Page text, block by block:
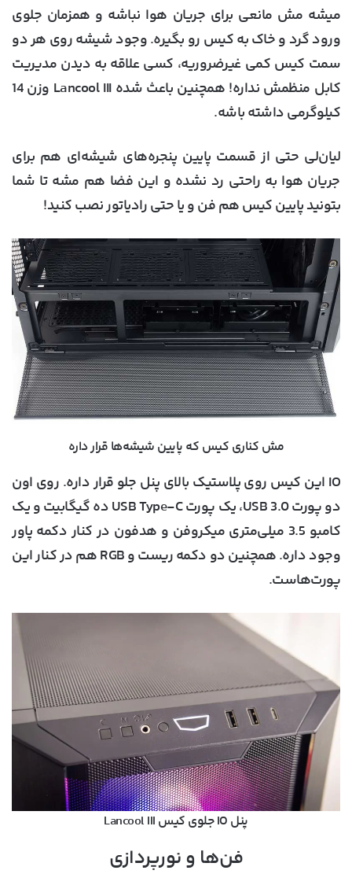
میشه مش مانعی برای جریان هوا نباشه و همزمان جلوی
ورود گرد و خاک به کیس رو بگیره. وجود شیشه روی هر دو
سمت کیس کمی غیرضروریه، کسی علاقه به دیدن مدیریت
کابل منظمش نداره! همچنین باعث شده Lancool III وزن 14
کیلوگرمی داشته باشه.
لیان‌لی حتی از قسمت پایین پنجره‌های شیشه‌ای هم برای
جریان هوا به راحتی رد نشده و این فضا هم مشه تا شما
بتونید پایین کیس هم فن و یا حتی رادیاتور نصب کنید!
مش کناری کیس که پایین شیشه‌ها قرار داره
IO این کیس روی پلاستیک بالای پنل جلو قرار داره. روی اون
دو پورت USB 3.0، یک پورت USB Type-C ده گیگابیت و یک
کامبو 3.5 میلی‌متری میکروفن و هدفون در کنار دکمه پاور
وجود داره. همچنین دو دکمه ریست و RGB هم در کنار این
پورت‌هاست.
پنل IO جلوی کیس Lancool III
فن‌ها و نورپردازی